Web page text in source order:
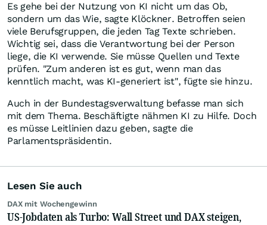
Es gehe bei der Nutzung von KI nicht um das Ob,
sondern um das Wie, sagte Klöckner. Betroffen seien
viele Berufsgruppen, die jeden Tag Texte schrieben.
Wichtig sei, dass die Verantwortung bei der Person
liege, die KI verwende. Sie müsse Quellen und Texte
prüfen. "Zum anderen ist es gut, wenn man das
kenntlich macht, was KI-generiert ist", fügte sie hinzu.
Auch in der Bundestagsverwaltung befasse man sich
mit dem Thema. Beschäftigte nähmen KI zu Hilfe. Doch
es müsse Leitlinien dazu geben, sagte die
Parlamentspräsidentin.
Lesen Sie auch
DAX mit Wochengewinn
US-Jobdaten als Turbo: Wall Street und DAX steigen,